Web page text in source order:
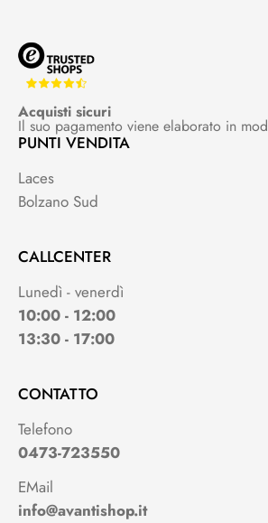
Acquisti sicuri
Il suo pagamento viene elaborato in
PUNTI VENDITA
Laces
Bolzano Sud
CALLCENTER
Lunedì - venerdì
10:00 - 12:00
13:30 - 17:00
CONTATTO
Telefono
0473-723550
EMail
info@avantishop.it